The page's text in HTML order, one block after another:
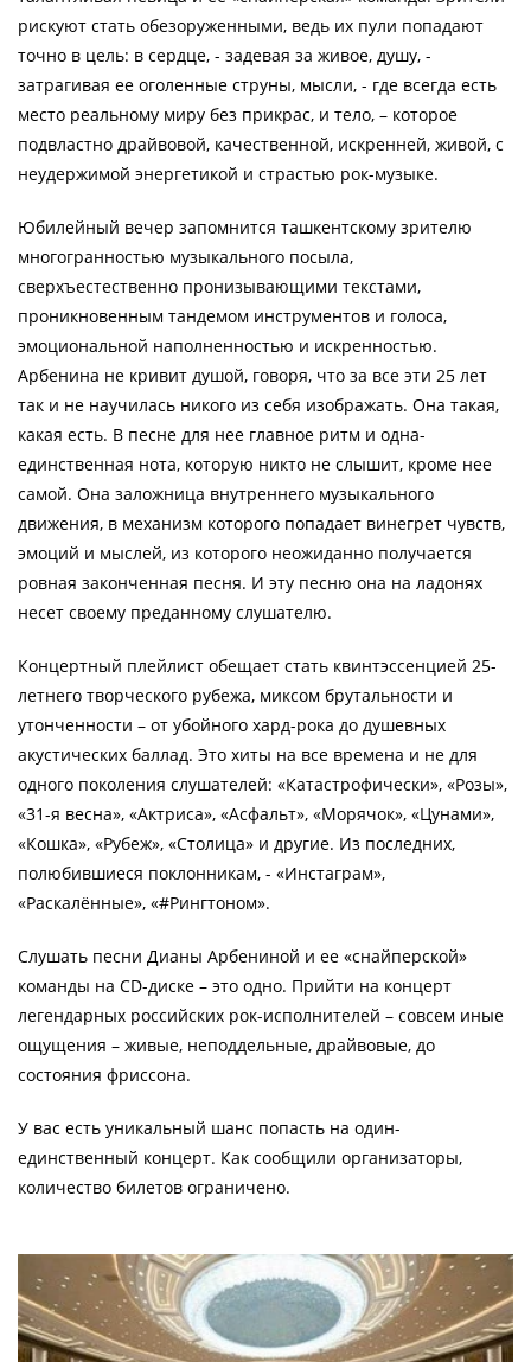
рискуют стать обезоруженными, ведь их пули попадают
точно в цель: в сердце, - задевая за живое, душу, -
затрагивая ее оголенные струны, мысли, - где всегда есть
место реальному миру без прикрас, и тело, – которое
подвластно драйвовой, качественной, искренней, живой, с
неудержимой энергетикой и страстью рок-музыке.
Юбилейный вечер запомнится ташкентскому зрителю
многогранностью музыкального посыла,
сверхъестественно пронизывающими текстами,
проникновенным тандемом инструментов и голоса,
эмоциональной наполненностью и искренностью.
Арбенина не кривит душой, говоря, что за все эти 25 лет
так и не научилась никого из себя изображать. Она такая,
какая есть. В песне для нее главное ритм и одна-
единственная нота, которую никто не слышит, кроме нее
самой. Она заложница внутреннего музыкального
движения, в механизм которого попадает винегрет чувств,
эмоций и мыслей, из которого неожиданно получается
ровная законченная песня. И эту песню она на ладонях
несет своему преданному слушателю.
Концертный плейлист обещает стать квинтэссенцией 25-
летнего творческого рубежа, миксом брутальности и
утонченности – от убойного хард-рока до душевных
акустических баллад. Это хиты на все времена и не для
одного поколения слушателей: «Катастрофически», «Розы»,
«31-я весна», «Актриса», «Асфальт», «Морячок», «Цунами»,
«Кошка», «Рубеж», «Столица» и другие. Из последних,
полюбившиеся поклонникам, - «Инстаграм»,
«Раскалённые», «#Рингтоном».
Слушать песни Дианы Арбениной и ее «снайперской»
команды на CD-диске – это одно. Прийти на концерт
легендарных российских рок-исполнителей – совсем иные
ощущения – живые, неподдельные, драйвовые, до
состояния фриссона.
У вас есть уникальный шанс попасть на один-
единственный концерт. Как сообщили организаторы,
количество билетов ограничено.